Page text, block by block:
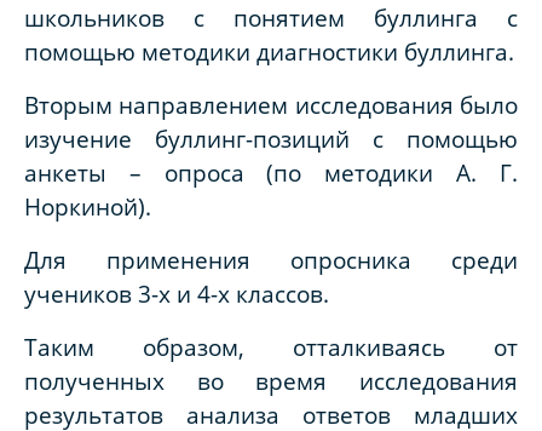
школьников с понятием буллинга с
помощью методики диагностики буллинга.
Вторым направлением исследования было
изучение буллинг-позиций с помощью
анкеты – опроса (по методики А. Г.
Норкиной).
Для применения опросника среди
учеников 3-х и 4-х классов.
Таким образом, отталкиваясь от
полученных во время исследования
результатов анализа ответов младших